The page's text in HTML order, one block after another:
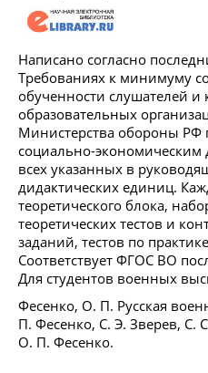
Написано согласно
Требованиях к минимуму
обученности слушателей и
образовательных
Министерства обороны РФ
социально-экономическим
всех указанных в
дидактических единиц.
теоретического блока,
теоретических тестов и
заданий, тестов по
Соответствует ФГОС ВО
Для студентов военных
Фесенко, О. П. Русская
П. Фесенко, С. Э. Зверев, С.
О. П. Фесенко.